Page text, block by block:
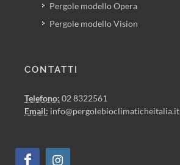
Pergole modello Opera
Pergole modello Vision
CONTATTI
Telefono: 02 8322561
Email: info@pergolebioclimaticheitalia.it